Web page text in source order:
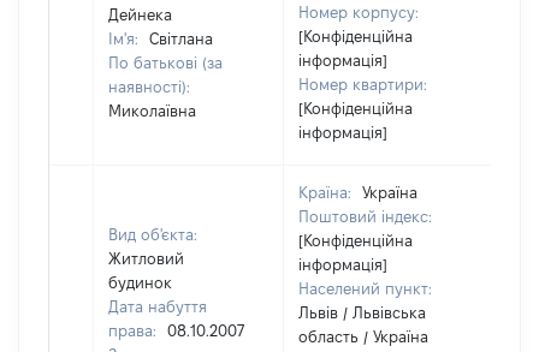
Дейнека
Ім'я:
Світлана
По батькові (за
наявності):
Миколаївна
Номер корпусу:
[Конфіденційна
інформація]
Номер квартири:
[Конфіденційна
інформація]
Вид об'єкта:
Житловий
будинок
Дата набуття
права:
08.10.2007
Країна:
Україна
Поштовий індекс:
[Конфіденційна
інформація]
Населений пункт:
Львів / Львівська
область / Україна